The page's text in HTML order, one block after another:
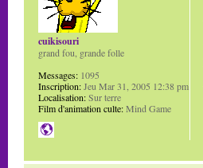
cuikisouri
grand fou, grande folle
Messages: 1095
Inscription:Jeu Mar 31, 2005 12:38 pm
Localisation:Sur terre
Film d'animation culte:Mind Game